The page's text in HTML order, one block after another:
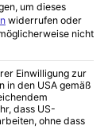
um dieses
widerrufen oder
nicht
Einwilligung zur
in den USA gemäß
dass US-
ohne dass